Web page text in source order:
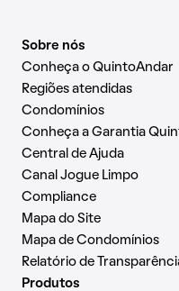
Sobre nós
Conheça o QuintoAndar
Regiões atendidas
Condomínios
Conheça a Garantia
Central de Ajuda
Canal Jogue Limpo
Compliance
Mapa do Site
Mapa de Condomínios
Relatório de
Produtos